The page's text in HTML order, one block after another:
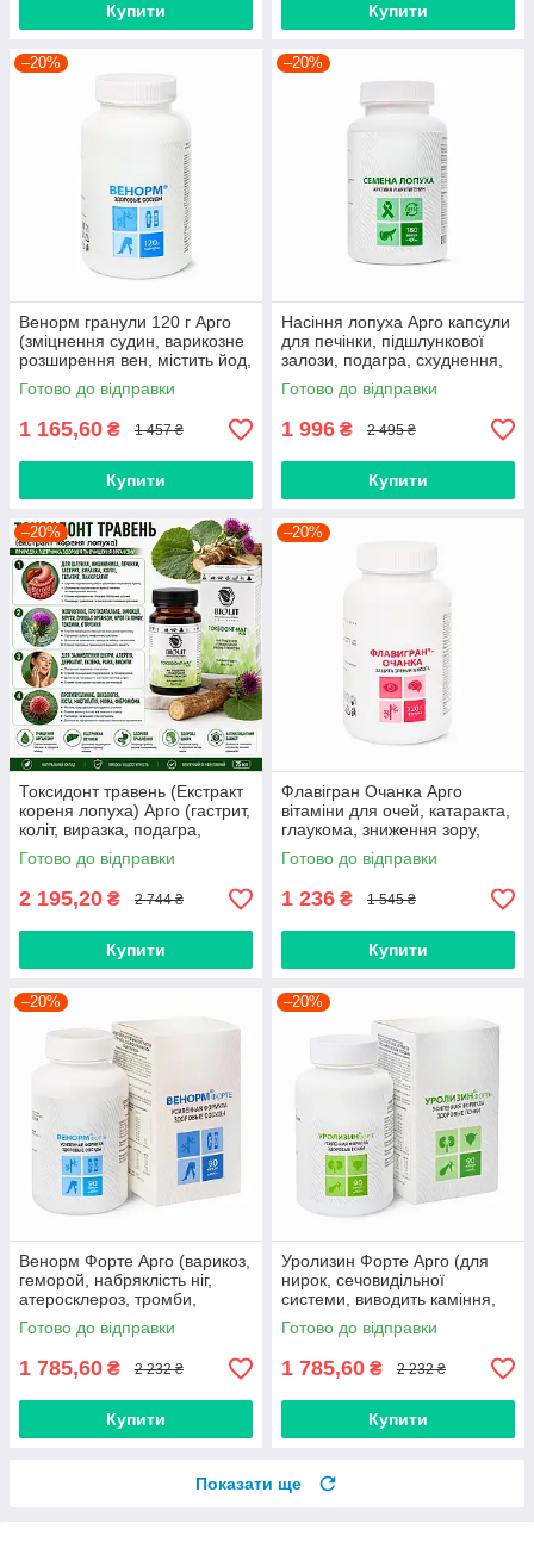
Купити Купити
–20%
Венорм гранули 120 г Арго
(зміцнення судин, варикозне
розширення вен, містить йод,
гіпертонія, геморой)
Готово до відправки
1 165,60 ₴ 1 457 ₴
Купити
–20%
Насіння лопуха Арго капсули
для печінки, підшлункової
залози, подагра, схуднення,
алергія, онкологія
Готово до відправки
1 996 ₴ 2 495 ₴
Купити
–20%
Токсидонт травень (Екстракт
кореня лопуха) Арго (гастрит,
коліт, виразка, подагра,
панкреатит, дисбактеріоз,
алергія)
Готово до відправки
2 195,20 ₴ 2 744 ₴
Купити
–20%
Флавігран Очанка Арго
вітаміни для очей, катаракта,
глаукома, зниження зору,
відшарування сітківки
Готово до відправки
1 236 ₴ 1 545 ₴
Купити
–20%
Венорм Форте Арго (варикоз,
геморой, набряклість ніг,
атеросклероз, тромби,
гіпотиреоз, гіпертонія, тиск)
Готово до відправки
1 785,60 ₴ 2 232 ₴
Купити
–20%
Уролизин Форте Арго (для
нирок, сечовидільної
системи, виводить каміння,
солі, сечокам'яна хвороба,
подагра)
Готово до відправки
1 785,60 ₴ 2 232 ₴
Купити
Показати ще